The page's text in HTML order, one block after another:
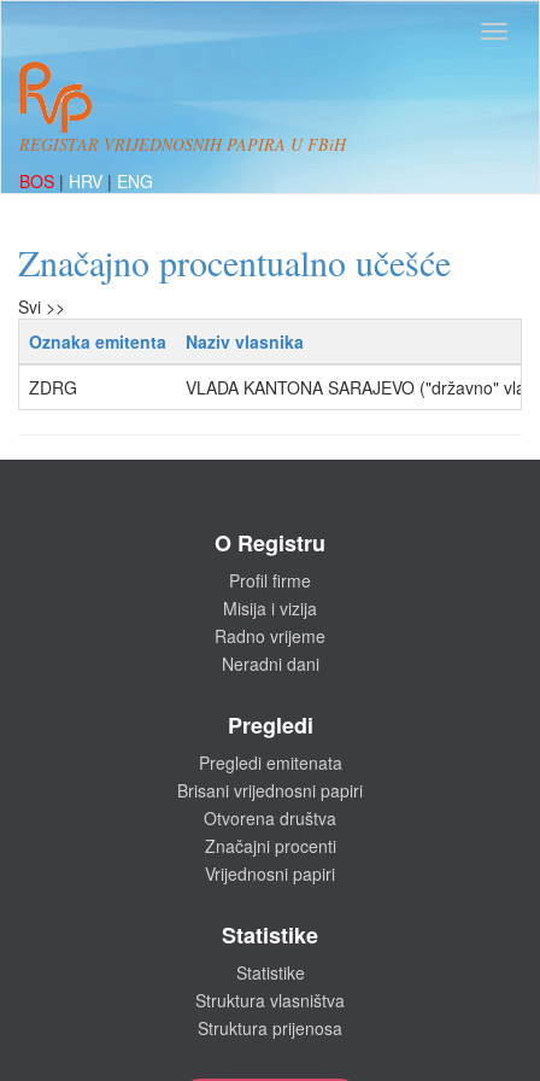
REGISTAR VRIJEDNOSNIH PAPIRA U FBiH
BOS | HRV | ENG
Značajno procentualno učešće
Svi >>
Oznaka emitenta
Naziv vlasnika
ZDRG
VLADA KANTONA SARAJEVO ("državno"
O Registru
Profil firme
Misija i vizija
Radno vrijeme
Neradni dani
Pregledi
Pregledi emitenata
Brisani vrijednosni papiri
Otvorena društva
Značajni procenti
Vrijednosni papiri
Statistike
Statistike
Struktura vlasništva
Struktura prijenosa